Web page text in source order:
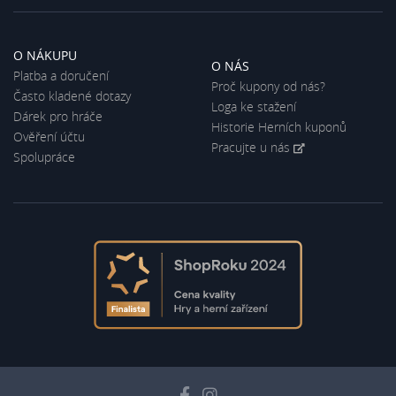
O NÁKUPU
Platba a doručení
Často kladené dotazy
Dárek pro hráče
Ověření účtu
Spolupráce
O NÁS
Proč kupony od nás?
Loga ke stažení
Historie Herních kuponů
Pracujte u nás